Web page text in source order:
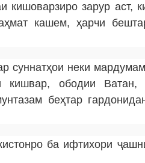
кишоварзиро зарур аст,
кашем, ҳарчи
суннатҳои неки
ободии Ватан,
беҳтар
ба ифтихори